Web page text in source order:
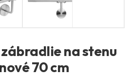
na stenu
70 cm